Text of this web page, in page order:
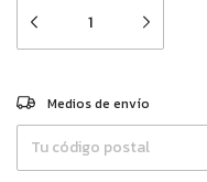
Entregas para el CP:
Medios de envío